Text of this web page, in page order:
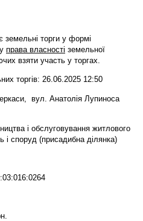
земельні торги у формі
права власності земельної
взяти участь у торгах.
торгів: 26.06.2025 12:50
вул. Анатолія Лупиноса
і обслуговування житлового
і споруд (присадибна ділянка)